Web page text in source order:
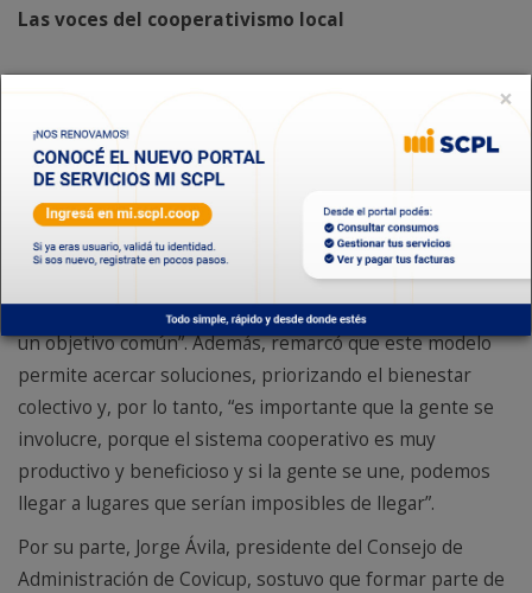
Las voces del cooperativismo local
referentes de distintas entidades cooperativas de la
región, quienes compartieron sus miradas sobre la
importancia de este modelo y su impacto en la vida
cotidiana de las comunidades.
Omar Pastorini, gerente general de Coagua, destacó que
“el cooperativismo es la unión de las personas en pos de
un objetivo común”. Además, remarcó que este modelo
permite acercar soluciones, priorizando el bienestar
colectivo y, por lo tanto, “es importante que la gente se
involucre, porque el sistema cooperativo es muy
productivo y beneficioso y si la gente se une, podemos
llegar a lugares que serían imposibles de llegar”.
Por su parte, Jorge Ávila, presidente del Consejo de
Administración de Covicup, sostuvo que formar parte de
×